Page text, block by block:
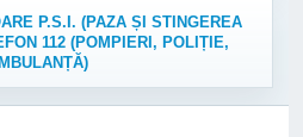
P.S.I. (PAZA ȘI STINGEREA
112 (POMPIERI, POLIȚIE,